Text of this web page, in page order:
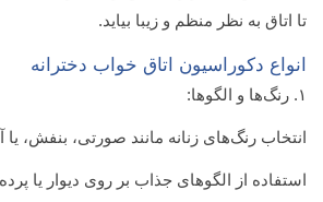
تا اتاق به نظر منظم و زیبا بیاید.
انواع دکوراسیون اتاق خواب دخترانه
۱. رنگ‌ها و الگوها:
انتخاب رنگ‌های زنانه مانند صورتی، بنفش،
استفاده از الگوهای جذاب بر روی دیوار یا